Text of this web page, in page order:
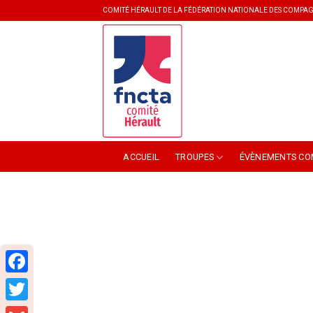
to
COMITÉ HÉRAULT DE LA FÉDÉRATION NATIONALE DES
ACCUEIL TROUPES ÉVÈNEMENTS
Facebook